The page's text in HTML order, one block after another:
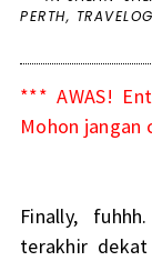
PERTH,
*** AWAS!
Mohon jangan
Finally,
terakhir